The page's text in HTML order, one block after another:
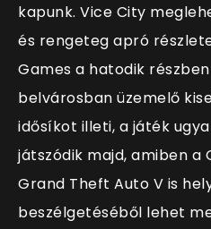
kapunk. Vice City
és rengeteg apró
Games a hatodik
belvárosban üzemelő
idősíkot illeti, a játék
játszódik majd, amiben a
Grand Theft Auto V is
beszélgetéséből lehet